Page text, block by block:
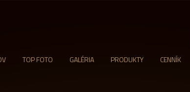
TOP FOTO GALÉRIA PRODUKTY CENNÍK